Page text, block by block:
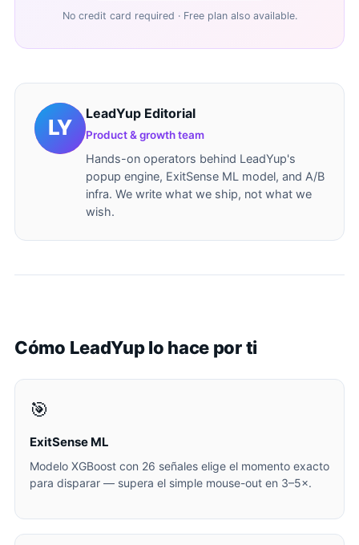
No credit card required · Free plan also available.
LeadYup Editorial
Product & growth team
Hands-on operators behind LeadYup's
popup engine, ExitSense ML model, and A/B
infra. We write what we ship, not what we
wish.
Cómo LeadYup lo hace por ti
🎯
ExitSense ML
Modelo XGBoost con 26 señales elige el momento exacto
para disparar — supera el simple mouse-out en 3–5×.